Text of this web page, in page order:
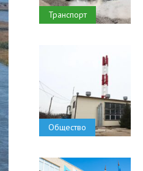
Транспорт
Общество